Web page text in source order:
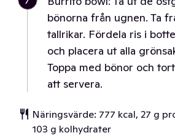
bönorna från ugnen. Ta
tallrikar. Fördela ris i
och placera ut alla
Toppa med bönor och
att servera.
Näringsvärde: 777 kcal, 27 g
103 g kolhydrater